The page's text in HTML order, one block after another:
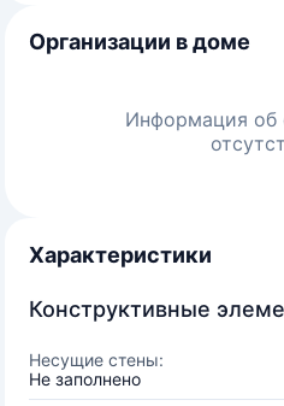
Организации в доме
Информация об
Характеристики
Конструктивные
Несущие стены:
Не заполнено